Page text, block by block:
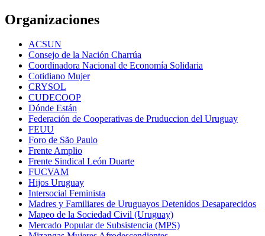
Organizaciones
ACSUN
Consejo de la Nación Charrúa
Coordinadora Nacional de Economía Solidaria
Cotidiano Mujer
CRYSOL
CUDECOOP
Dónde Están
Federación de Cooperativas de Pruduccion del Uruguay
FEUU
Foro de São Paulo
Frente Amplio
Frente Sindical León Duarte
FUCVAM
Hijos Uruguay
Intersocial Feminista
Madres y Familiares de Uruguayos Detenidos Desaparecidos
Mapeo de la Sociedad Civil (Uruguay)
Mercado Popular de Subsistencia (MPS)